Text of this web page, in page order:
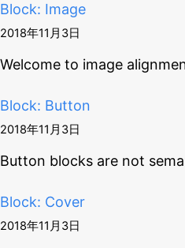
Block: Image
2018年11月3日
Welcome to image
Block: Button
2018年11月3日
Button blocks are not
Block: Cover
2018年11月3日